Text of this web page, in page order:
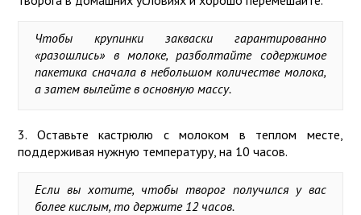
Чтобы крупинки закваски гарантированно
«разошлись» в молоке, разболтайте содержимое
пакетика сначала в небольшом количестве молока,
а затем вылейте в основную массу.
3. Оставьте кастрюлю с молоком в теплом месте,
поддерживая нужную температуру, на 10 часов.
Если вы хотите, чтобы творог получился у вас
более кислым, то держите 12 часов.